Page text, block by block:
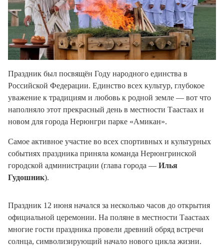
Праздник был посвящён Году народного единства в
Российской Федерации. Единство всех культур, глубокое
уважение к традициям и любовь к родной земле — вот что
наполняло этот прекрасный день в местности Таастаах и
новом для города Нерюнгри парке «Амикан».
Самое активное участие во всех спортивных и культурных
событиях праздника приняла команда Нерюнгринской
городской администрации (глава города — Илья
Гудошник).
Праздник 12 июня начался за несколько часов до открытия
официальной церемонии. На поляне в местности Таастаах
многие гости праздника провели древний обряд встречи
солнца, символизирующий начало нового цикла жизни.